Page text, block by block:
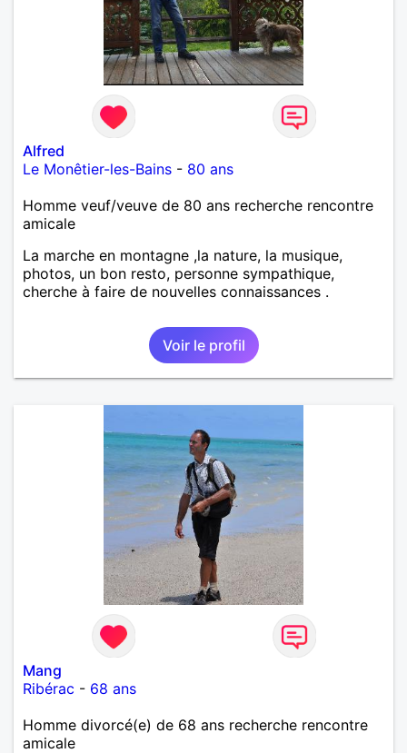
Alfred
Le Monêtier-les-Bains - 80 ans
Homme veuf/veuve de 80 ans recherche rencontre
amicale
La marche en montagne ,la nature, la musique,
photos, un bon resto, personne sympathique,
cherche à faire de nouvelles connaissances .
Voir le profil
Mang
Ribérac - 68 ans
Homme divorcé(e) de 68 ans recherche rencontre
amicale